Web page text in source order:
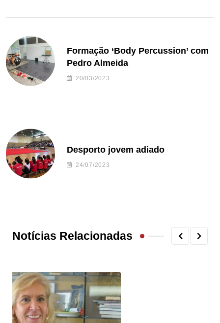
Formação ‘Body Percussion’ com
Pedro Almeida
20/03/2023
Desporto jovem adiado
24/07/2023
Notícias Relacionadas